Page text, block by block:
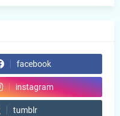
facebook
instagram
tumblr